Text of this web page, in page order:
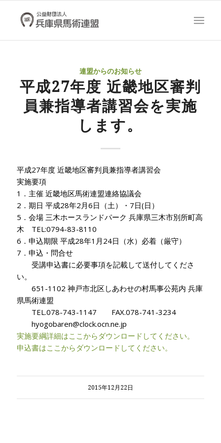
連盟からのお知らせ
平成27年度 近畿地区審判
員兼指導者講習会を実施
します。
平成27年度 近畿地区審判員兼指導者講習会
実施要項
1．主催 近畿地区馬術連盟連絡協議会
2．期日 平成28年2月6日（土）・7日(日）
5．会場 三木ホースランドパーク 兵庫県三木市別所町高
木 TEL:0794-83-8110
6．申込期限 平成28年1月24日（水）必着（厳守）
7．申込・問合せ
受講申込書に必要事項を記載して送付してくださ
い。
651-1102 神戸市北区しあわせの村馬事公苑内 兵庫
県馬術連盟
TEL.078-743-1147 FAX.078-741-3234
hyogobaren@clock.ocn.ne.jp
実施要綱詳細はここからダウンロードしてください。
申込書はここからダウンロードしてください。
2015年12月22日